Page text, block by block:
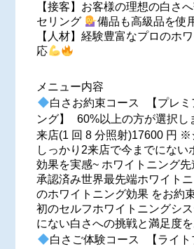
【接客】お客様の理想の白さ
セリング
備品も高級品を使
【人材】経験豊富なプロのホ
応
メニュー内容
白さお約束コース 【プレミ
ング】 60%以上の方が選択し
来店(1 回 8 分照射)17600 円
しっかり2来店で今までにない
効果を実感~ ホワイトニング
承認済み世界最先端ホワイト
のホワイトニング効果 をお約
初のセルフホワイトニングシ
にない白さへの挑戦と満足度
白さご体験コース 【ライト